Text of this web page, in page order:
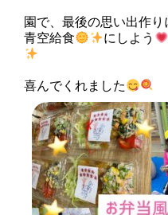
園で、最後の思い出作
青空給食
にしよう
喜んでくれました